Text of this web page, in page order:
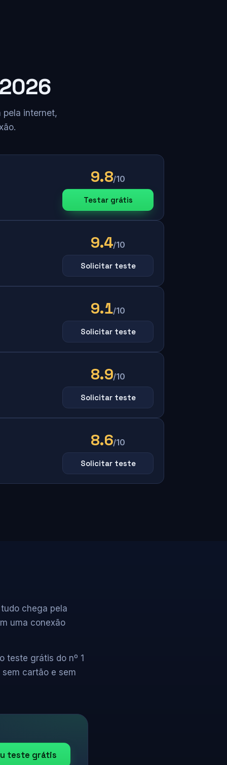
pela internet,
9.8/10
Testar grátis
9.4/10
Solicitar teste
9.1/10
Solicitar teste
8.9/10
Solicitar teste
8.6/10
Solicitar teste
chega pela
uma conexão
teste grátis do nº 1
cartão e sem
teste grátis